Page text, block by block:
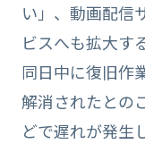
い」、動画配信
ビスへも拡大す
同日中に復旧作
解消されたとの
どで遅れが発生